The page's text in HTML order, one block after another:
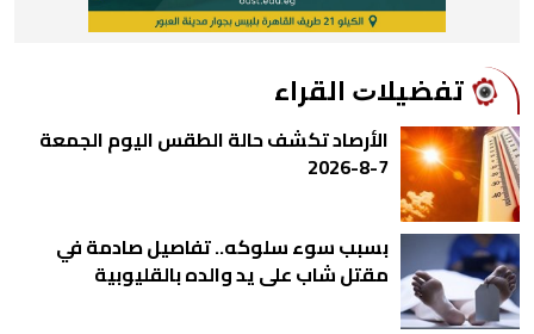
ﺗﻔﻀﻴﻼﺕ اﻟﻘﺮاء
الأرصاد تكشف حالة الطقس اليوم الجمعة
7-8-2026
بسبب سوء سلوكه.. تفاصيل صادمة في
مقتل شاب على يد والده بالقليوبية